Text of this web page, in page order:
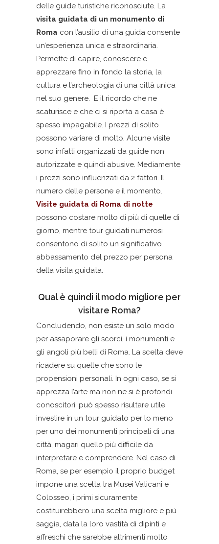
delle guide turistiche riconosciute. La
visita guidata di un monumento di
Roma con l’ausilio di una guida consente
un’esperienza unica e straordinaria.
Permette di capire, conoscere e
apprezzare fino in fondo la storia, la
cultura e l’archeologia di una città unica
nel suo genere. E il ricordo che ne
scaturisce e che ci si riporta a casa è
spesso impagabile. I prezzi di solito
possono variare di molto. Alcune visite
sono infatti organizzati da guide non
autorizzate e quindi abusive. Mediamente
i prezzi sono influenzati da 2 fattori. Il
numero delle persone e il momento.
Visite guidata di Roma di notte
possono costare molto di più di quelle di
giorno, mentre tour guidati numerosi
consentono di solito un significativo
abbassamento del prezzo per persona
della visita guidata.
Qual è quindi il modo migliore per
visitare Roma?
Concludendo, non esiste un solo modo
per assaporare gli scorci, i monumenti e
gli angoli più belli di Roma. La scelta deve
ricadere su quelle che sono le
propensioni personali. In ogni caso, se si
apprezza l’arte ma non ne si è profondi
conoscitori, può spesso risultare utile
investire in un tour guidato per lo meno
per uno dei monumenti principali di una
città, magari quello più difficile da
interpretare e comprendere. Nel caso di
Roma, se per esempio il proprio budget
impone una scelta tra Musei Vaticani e
Colosseo, i primi sicuramente
costituirebbero una scelta migliore e più
saggia, data la loro vastità di dipinti e
affreschi che sarebbe altrimenti molto